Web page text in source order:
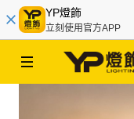
YP燈飾
立刻使用官方APP